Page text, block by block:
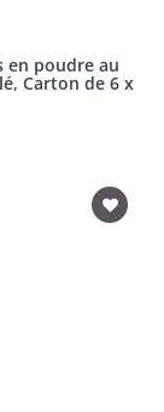
en poudre au
Carton de 6 x